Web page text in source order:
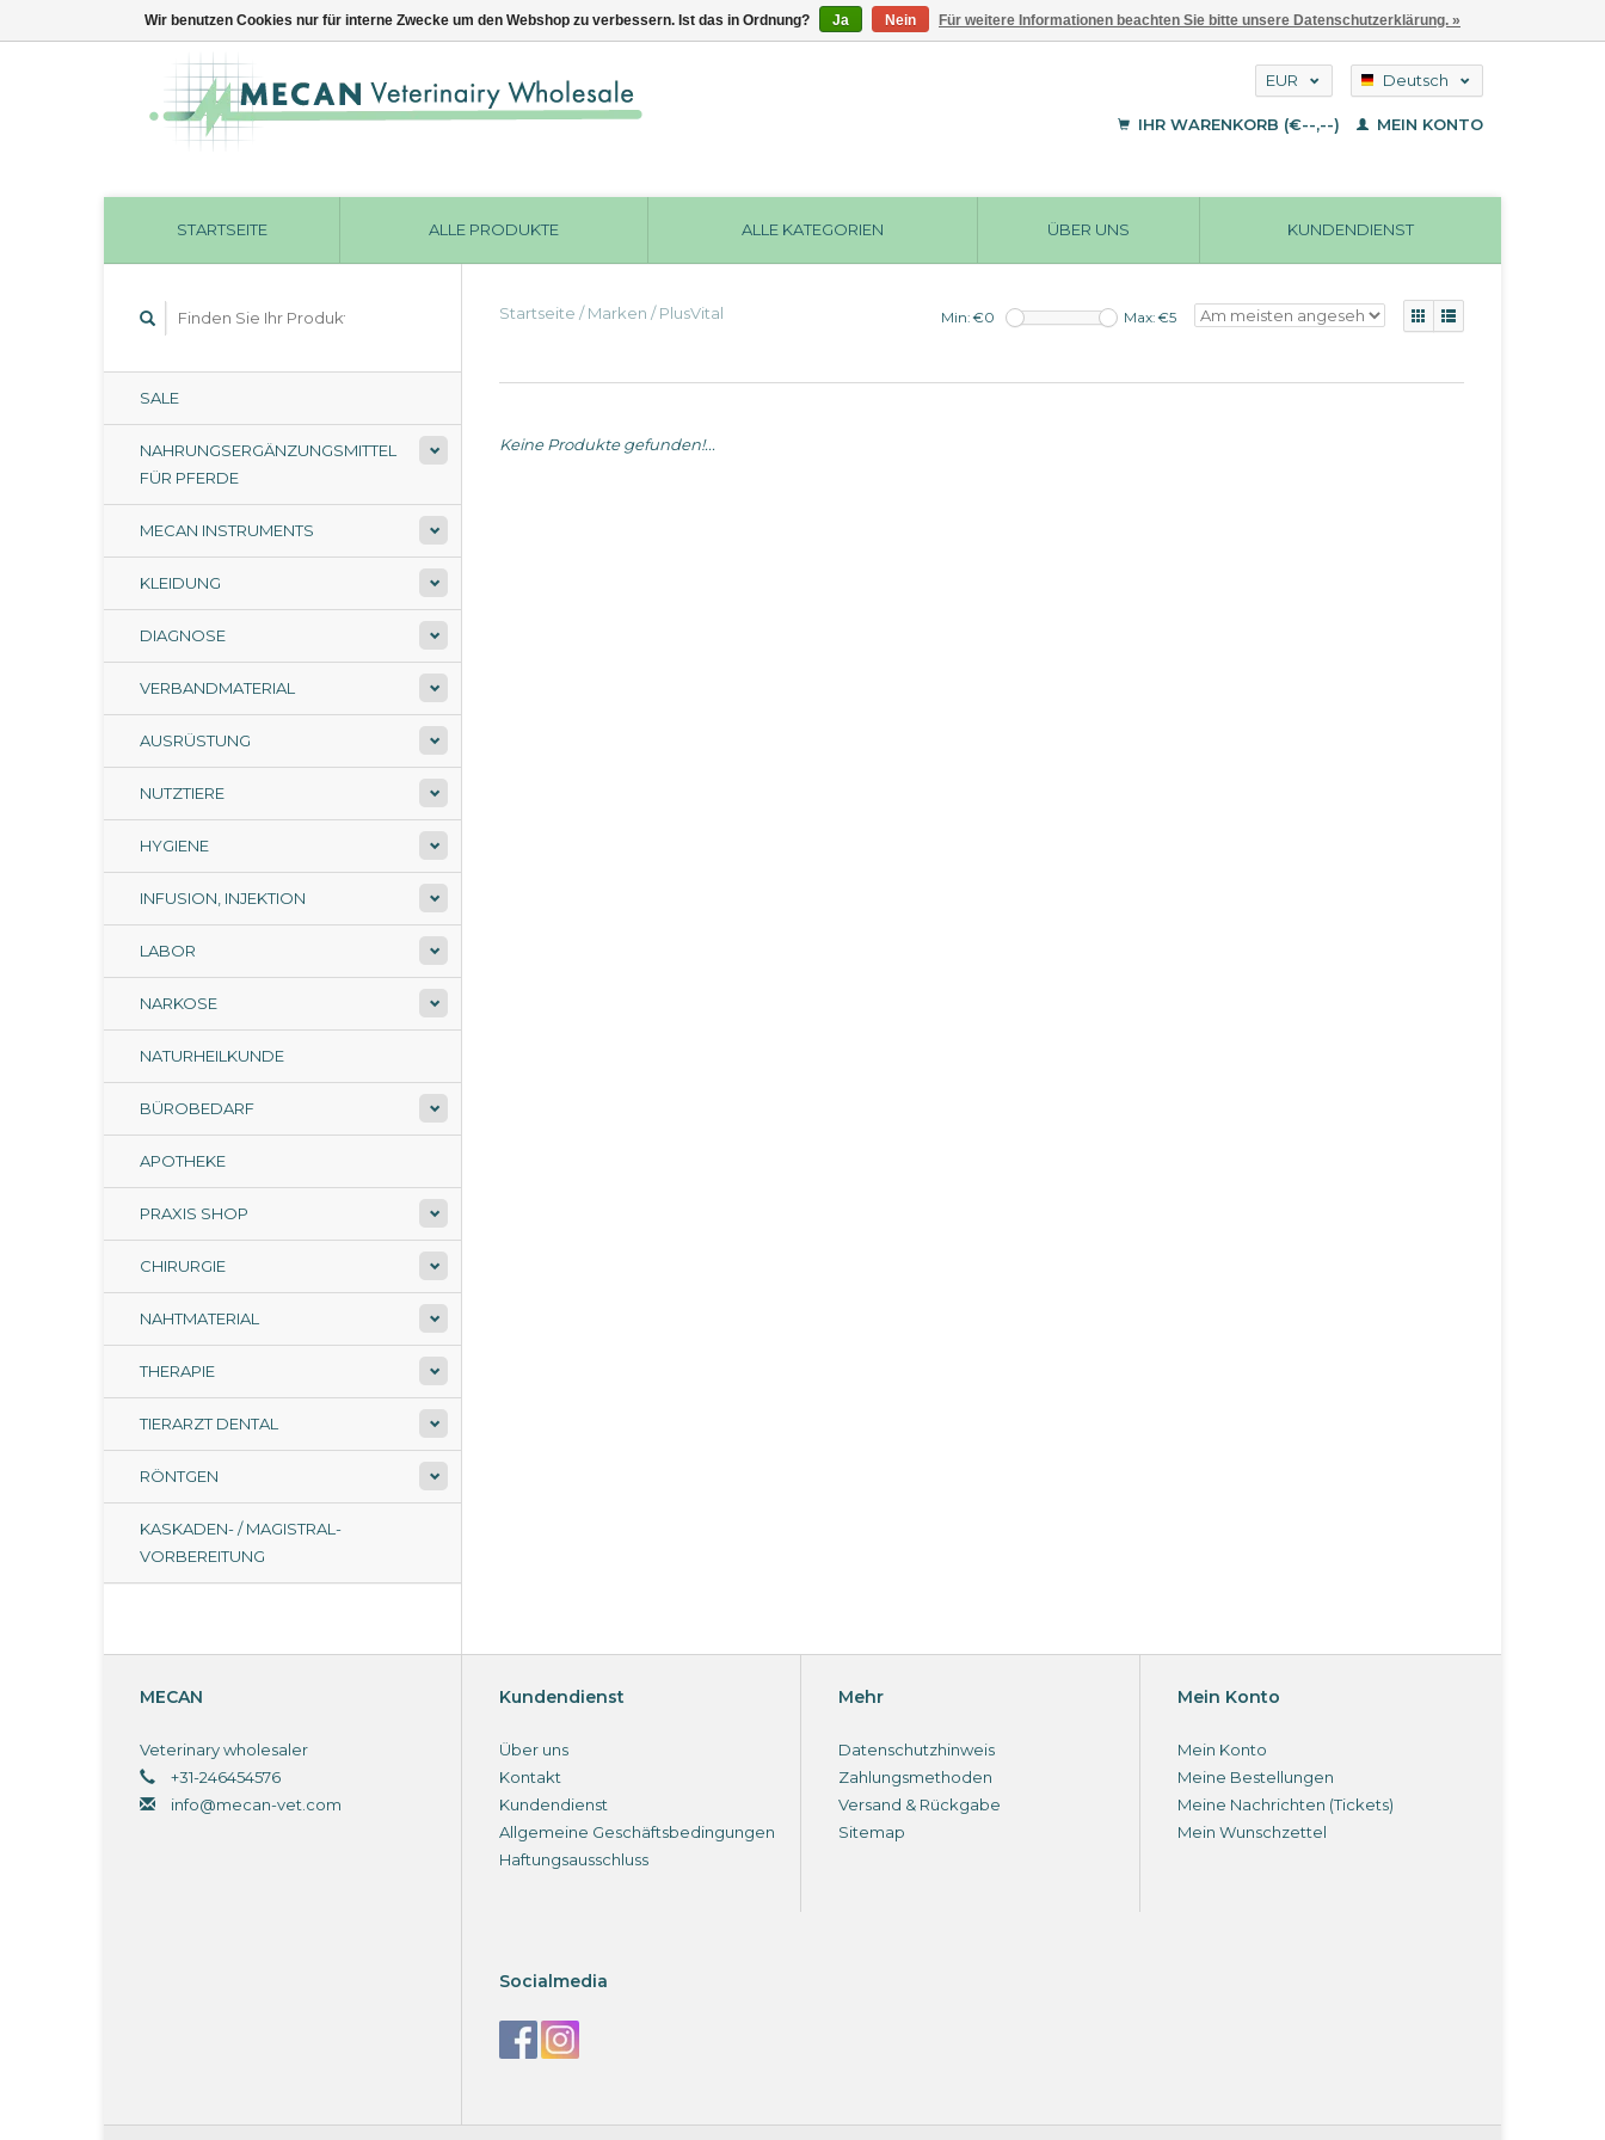
EUR
USD
Deutsch
Français
IHR WARENKORB (€--,--) MEIN KONTO
STARTSEITE ALLE PRODUKTE ALLE KATEGORIEN ÜBER UNS KUNDENDIENST
SALE
NAHRUNGSERGÄNZUNGSMITTEL
FÜR PFERDE
MECAN INSTRUMENTS
KLEIDUNG
DIAGNOSE
VERBANDMATERIAL
AUSRÜSTUNG
NUTZTIERE
HYGIENE
INFUSION, INJEKTION
LABOR
NARKOSE
NATURHEILKUNDE
BÜROBEDARF
APOTHEKE
PRAXIS SHOP
CHIRURGIE
NAHTMATERIAL
THERAPIE
TIERARZT DENTAL
RÖNTGEN
KASKADEN- / MAGISTRAL-
VORBEREITUNG
Startseite /Marken /PlusVital Min: €0 Max: €5
Keine Produkte gefunden!...
MECAN
Veterinary wholesaler
+31-246454576
info@mecan-vet.com
Kundendienst
Über uns
Kontakt
Kundendienst
Allgemeine Geschäftsbedingungen
Haftungsausschluss
Mehr
Datenschutzhinweis
Zahlungsmethoden
Versand & Rückgabe
Sitemap
Mein Konto
Mein Konto
Meine Bestellungen
Meine Nachrichten (Tickets)
Mein Wunschzettel
Socialmedia
Wir benutzen Cookies nur für interne Zwecke um den Webshop zu verbessern. Ist das in Ordnung? Ja Nein Für weitere Informationen beachten Sie bitte unsere Datenschutzerklärung. »